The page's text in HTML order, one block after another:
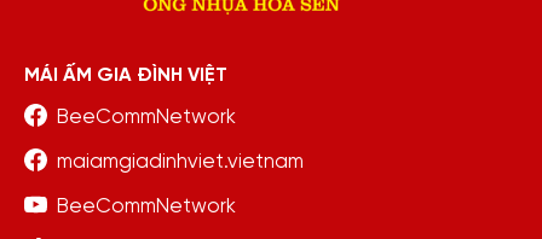
MÁI ẤM GIA ĐÌNH VIỆT
BeeCommNetwork
maiamgiadinhviet.vietnam
BeeCommNetwork